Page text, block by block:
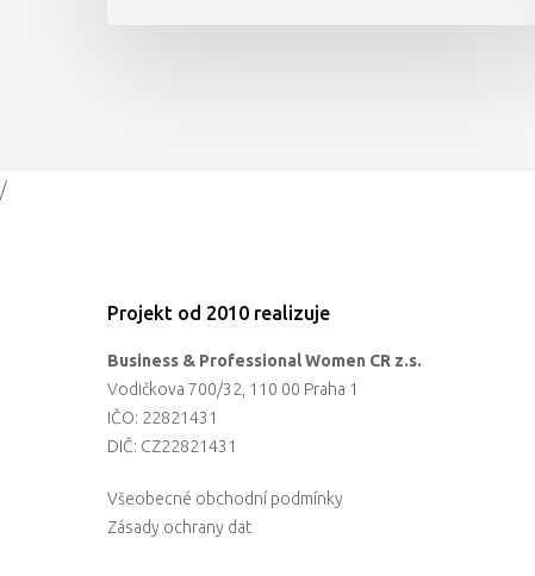
/
Projekt od 2010 realizuje
Business & Professional Women CR z.s.
Vodičkova 700/32, 110 00 Praha 1
IČO: 22821431
DIČ: CZ22821431
Všeobecné obchodní podmínky
Zásady ochrany dat